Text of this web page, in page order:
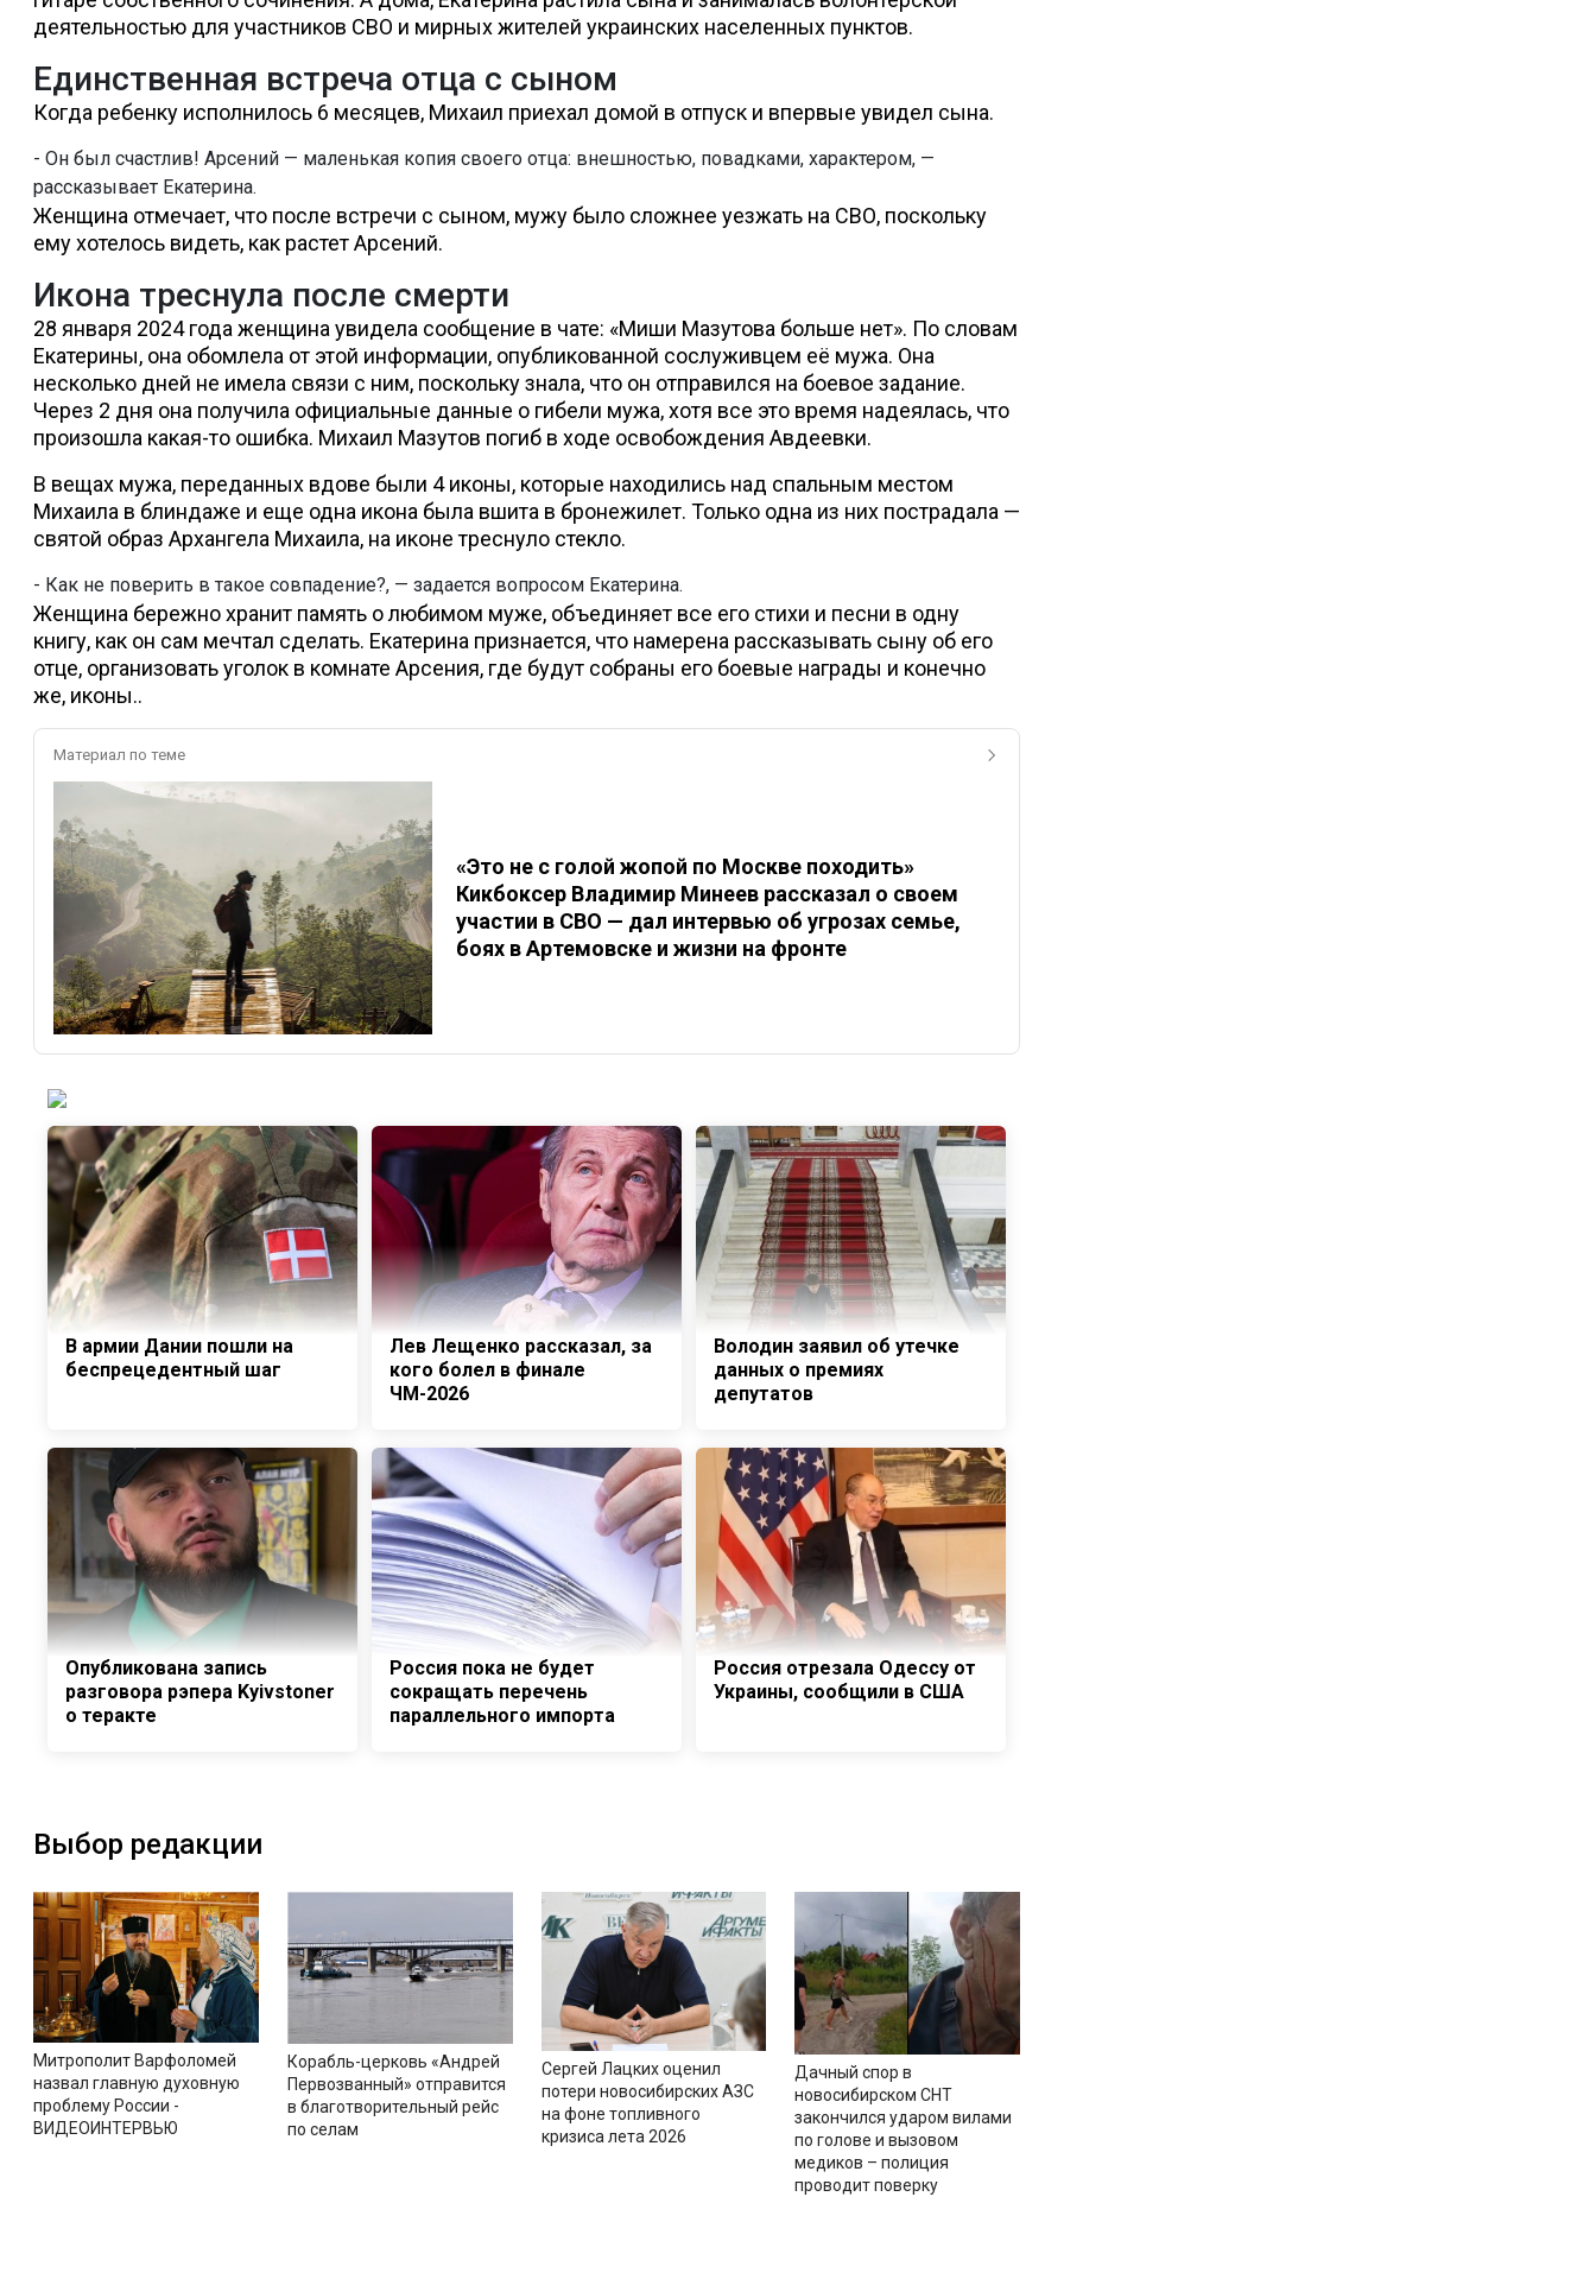
деятельностью для участников СВО и мирных жителей украинских населенных пунктов.
Единственная встреча отца с сыном
Когда ребенку исполнилось 6 месяцев, Михаил приехал домой в отпуск и впервые увидел сына.
- Он был счастлив! Арсений — маленькая копия своего отца: внешностью, повадками, характером, —
рассказывает Екатерина.
Женщина отмечает, что после встречи с сыном, мужу было сложнее уезжать на СВО, поскольку
ему хотелось видеть, как растет Арсений.
Икона треснула после смерти
28 января 2024 года женщина увидела сообщение в чате: «Миши Мазутова больше нет». По словам
Екатерины, она обомлела от этой информации, опубликованной сослуживцем её мужа. Она
несколько дней не имела связи с ним, поскольку знала, что он отправился на боевое задание.
Через 2 дня она получила официальные данные о гибели мужа, хотя все это время надеялась, что
произошла какая-то ошибка. Михаил Мазутов погиб в ходе освобождения Авдеевки.
В вещах мужа, переданных вдове были 4 иконы, которые находились над спальным местом
Михаила в блиндаже и еще одна икона была вшита в бронежилет. Только одна из них пострадала —
святой образ Архангела Михаила, на иконе треснуло стекло.
- Как не поверить в такое совпадение?, — задается вопросом Екатерина.
Женщина бережно хранит память о любимом муже, объединяет все его стихи и песни в одну
книгу, как он сам мечтал сделать. Екатерина признается, что намерена рассказывать сыну об его
отце, организовать уголок в комнате Арсения, где будут собраны его боевые награды и конечно
же, иконы..
Материал по теме
«Это не с голой жопой по Москве походить»
Кикбоксер Владимир Минеев рассказал о своем
участии в СВО — дал интервью об угрозах семье,
боях в Артемовске и жизни на фронте
В армии Дании пошли на
беспрецедентный шаг
Лев Лещенко рассказал, за
кого болел в финале
ЧМ-2026
Володин заявил об утечке
данных о премиях
депутатов
Опубликована запись
разговора рэпера Kyivstoner
о теракте
Россия пока не будет
сокращать перечень
параллельного импорта
Россия отрезала Одессу от
Украины, сообщили в США
Выбор редакции
Митрополит Варфоломей
назвал главную духовную
проблему России -
ВИДЕОИНТЕРВЬЮ
Корабль-церковь «Андрей
Первозванный» отправится
в благотворительный рейс
по селам
Сергей Лацких оценил
потери новосибирских АЗС
на фоне топливного
кризиса лета 2026
Дачный спор в
новосибирском СНТ
закончился ударом вилами
по голове и вызовом
медиков – полиция
проводит поверку